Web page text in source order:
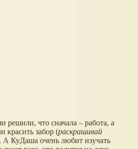
решили, что сначала – работа, а
красить забор (раскрашивай
А КуДаша очень любит изучать